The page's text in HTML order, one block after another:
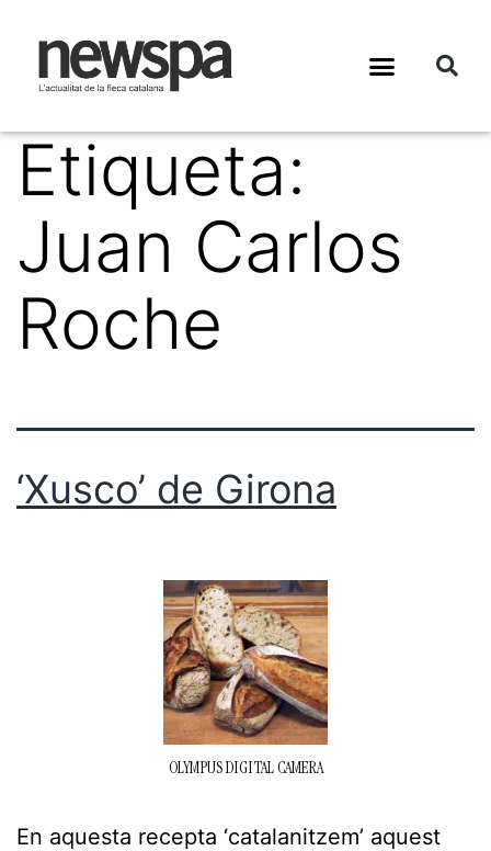
Etiqueta:
Juan Carlos
Roche
‘Xusco’ de Girona
OLYMPUS DIGITAL CAMERA
En aquesta recepta ‘catalanitzem’ aquest